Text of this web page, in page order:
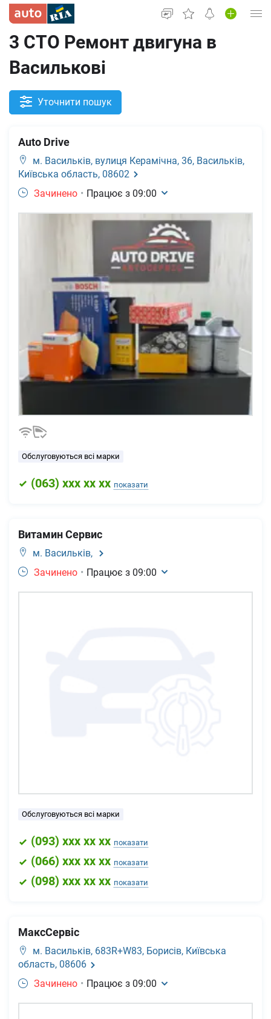
Увійти в кабінет
Вживані авто
Нові авто
Новини
Все для авто
3 СТО Ремонт двигуна в
Василькові
Уточнити пошук
Auto Drive
м. Васильків, вулиця Керамічна, 36, Васильків,
Київська область, 08602
Зачинено • Працює з 09:00
Обслуговуються всі марки
(063) xxx xx xx показати
Витамин Сервис
м. Васильків,
Зачинено • Працює з 09:00
Обслуговуються всі марки
(093) xxx xx xx показати
(066) xxx xx xx показати
(098) xxx xx xx показати
МаксСервіс
м. Васильків, 683R+W83, Борисів, Київська
область, 08606
Зачинено • Працює з 09:00